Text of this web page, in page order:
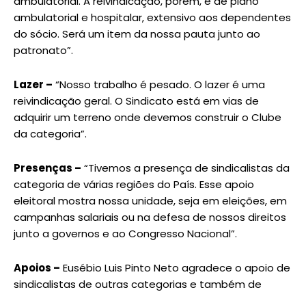
ambulatorial e hospitalar, extensivo aos dependentes
do sócio. Será um item da nossa pauta junto ao
patronato”.
Lazer – “Nosso trabalho é pesado. O lazer é uma
reivindicação geral. O Sindicato está em vias de
adquirir um terreno onde devemos construir o Clube
da categoria”.
Presenças – “Tivemos a presença de sindicalistas da
categoria de várias regiões do País. Esse apoio
eleitoral mostra nossa unidade, seja em eleições, em
campanhas salariais ou na defesa de nossos direitos
junto a governos e ao Congresso Nacional”.
Apoios – Eusébio Luis Pinto Neto agradece o apoio de
sindicalistas de outras categorias e também de